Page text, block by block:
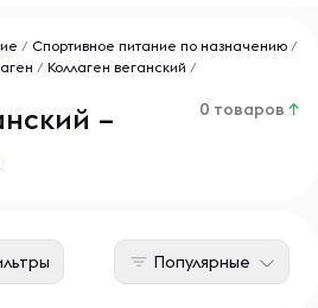
/ Спортивное питание по назначению /
/ Коллаген веганский /
–
0 товаров ↑
Популярные